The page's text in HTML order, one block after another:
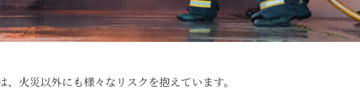
、火災以外にも様々なリスクを抱えています。